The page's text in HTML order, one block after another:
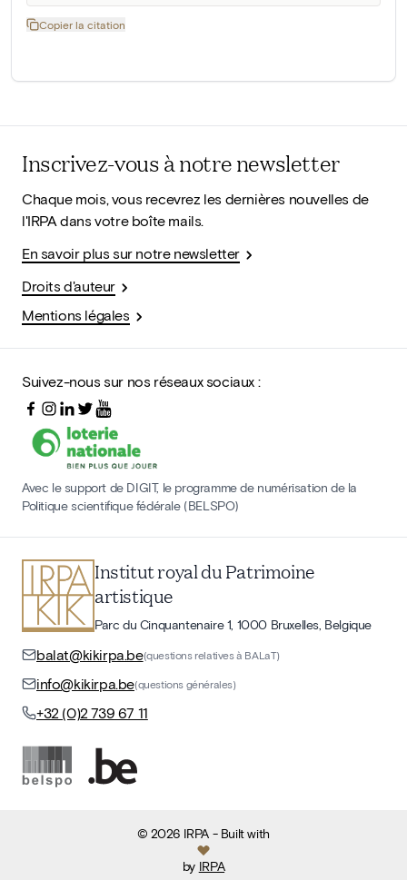
Copier la citation
Inscrivez-vous à notre newsletter
Chaque mois, vous recevrez les dernières nouvelles de
l'IRPA dans votre boîte mails.
En savoir plus sur notre newsletter
Droits d'auteur
Mentions légales
Suivez-nous sur nos réseaux sociaux :
Avec le support de DIGIT, le programme de numérisation de la
Politique scientifique fédérale (BELSPO)
Institut royal du Patrimoine
artistique
Parc du Cinquantenaire 1, 1000 Bruxelles, Belgique
balat@kikirpa.be(questions relatives à BALaT)
info@kikirpa.be(questions générales)
+32 (0)2 739 67 11
©2026 IRPA- Built with
by IRPA